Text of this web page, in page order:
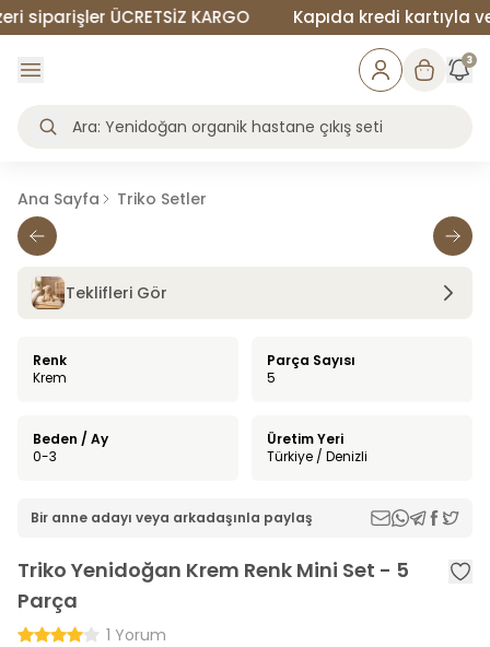
ÜCRETSİZ KARGO Kapıda kredi kartıyla
3
Ana Sayfa Triko Setler
Teklifleri Gör
Renk
Krem
Parça Sayısı
5
Beden / Ay
0-3
Üretim Yeri
Türkiye / Denizli
Bir anne adayı veya arkadaşınla paylaş
Triko Yenidoğan Krem Renk Mini Set - 5
Parça
1 Yorum